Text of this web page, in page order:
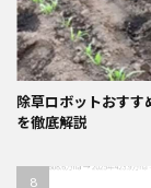
除草ロボットおす
を徹底解説